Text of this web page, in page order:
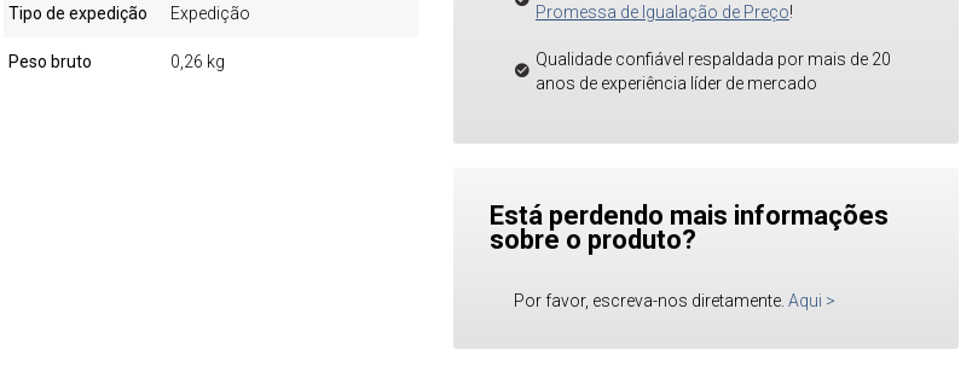
Tipo de expedição Expedição
Peso bruto 0,26 kg
Promessa de Igualação de Preço!
Qualidade confiável respaldada por mais de 20
anos de experiência líder de mercado
Está perdendo mais informações
sobre o produto?
Por favor, escreva-nos diretamente. Aqui >